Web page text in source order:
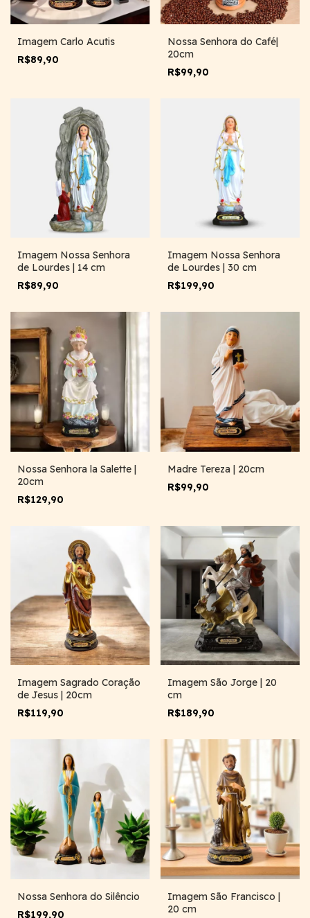
Imagem Carlo Acutis
R$89,90
Nossa Senhora do Café|
20cm
R$99,90
Imagem Nossa Senhora
de Lourdes | 14 cm
R$89,90
Imagem Nossa Senhora
de Lourdes | 30 cm
R$199,90
Nossa Senhora la Salette |
20cm
R$129,90
Madre Tereza | 20cm
R$99,90
Imagem Sagrado Coração
de Jesus | 20cm
R$119,90
Imagem São Jorge | 20
cm
R$189,90
Nossa Senhora do Silêncio
R$199,90
Imagem São Francisco |
20 cm